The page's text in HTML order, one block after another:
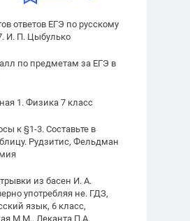
ответов ЕГЭ по русскому
И. П. Цыбулько
по предметам за ЕГЭ в
1. Физика 7 класс
к §1-3. Составьте в
Рудзитис, Фельдман
из басен И. А.
употребляя не. ГДЗ,
язык, 6 класс,
М.М., Леканта П.А.